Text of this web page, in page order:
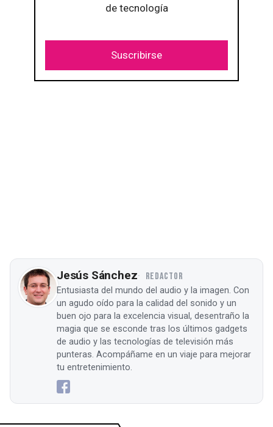
de tecnología
Suscribirse
Jesús Sánchez REDACTOR
Entusiasta del mundo del audio y la imagen. Con
un agudo oído para la calidad del sonido y un
buen ojo para la excelencia visual, desentraño la
magia que se esconde tras los últimos gadgets
de audio y las tecnologías de televisión más
punteras. Acompáñame en un viaje para mejorar
tu entretenimiento.